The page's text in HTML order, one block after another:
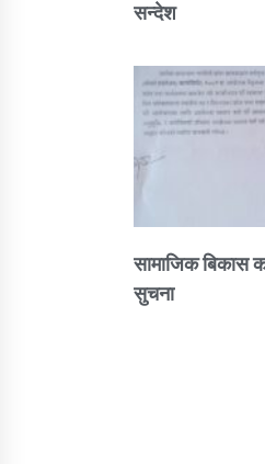
सन्देश
सामाजिक बिकास
सुचना